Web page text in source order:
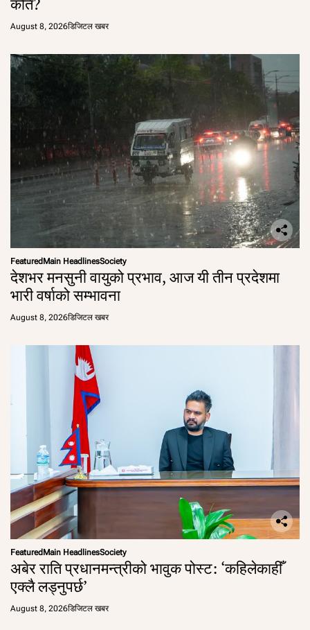
August 8, 2026डिजिटल खबर
FeaturedMain HeadlinesSociety
देशभर मनसुनी वायुको प्रभाव, आज यी तीन प्रदेशमा
भारी वर्षाको सम्भावना
August 8, 2026डिजिटल खबर
FeaturedMain HeadlinesSociety
अबेर राति प्रधानमन्त्रीको भावुक पोस्ट: ‘कहिलेकाहीँ
एक्लै लड्नुपर्छ’
August 8, 2026डिजिटल खबर